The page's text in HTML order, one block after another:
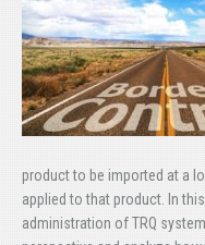
product to be imported at a
applied to that product. In
administration of TRQ